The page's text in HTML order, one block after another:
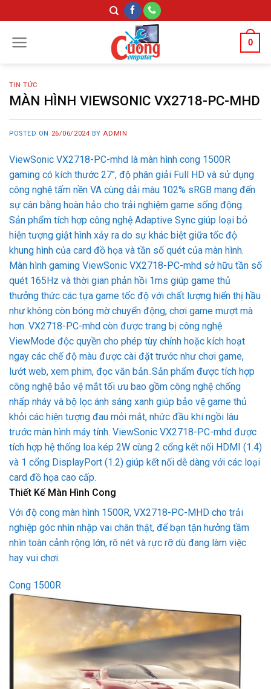
to
content
0
TIN TỨC
MÀN HÌNH VIEWSONIC VX2718-PC-MHD
POSTED ON 26/06/2024 BY ADMIN
ViewSonic VX2718-PC-mhd là màn hình cong 1500R
gaming có kích thước 27″, độ phân giải Full HD và sử dụng
công nghệ tấm nền VA cùng dải màu 102% sRGB mang đến
sự cân bằng hoàn hảo cho trải nghiệm game sống động.
Sản phẩm tích hợp công nghệ Adaptive Sync giúp loại bỏ
hiện tượng giật hình xảy ra do sự khác biệt giữa tốc độ
khung hình của card đồ họa và tần số quét của màn hình.
Màn hình gaming ViewSonic VX2718-PC-mhd sở hữu tần số
quét 165Hz và thời gian phản hồi 1ms giúp game thủ
thưởng thức các tựa game tốc độ với chất lượng hiển thị hầu
như không còn bóng mờ chuyển động, chơi game mượt mà
hơn. VX2718-PC-mhd còn được trang bị công nghệ
ViewMode độc quyền cho phép tùy chỉnh hoặc kích hoạt
ngay các chế độ màu được cài đặt trước như chơi game,
lướt web, xem phim, đọc văn bản..Sản phẩm được tích hợp
công nghệ bảo vệ mắt tối ưu bao gồm công nghệ chống
nhấp nháy và bộ lọc ánh sáng xanh giúp bảo vệ game thủ
khỏi các hiện tượng đau mỏi mắt, nhức đầu khi ngồi lâu
trước màn hình máy tính. ViewSonic VX2718-PC-mhd được
tích hợp hệ thống loa kép 2W cùng 2 cổng kết nối HDMI (1.4)
và 1 cổng DisplayPort (1.2) giúp kết nối dễ dàng với các loại
card đồ họa cao cấp.
Thiết Kế Màn Hình Cong
Với độ cong màn hình 1500R, VX2718-PC-MHD cho trải
nghiệp góc nhìn nhập vai chân thật, để bạn tận hưởng tầm
nhìn toàn cảnh rộng lớn, rõ nét và rực rỡ dù đang làm việc
hay vui chơi.
Cong 1500R